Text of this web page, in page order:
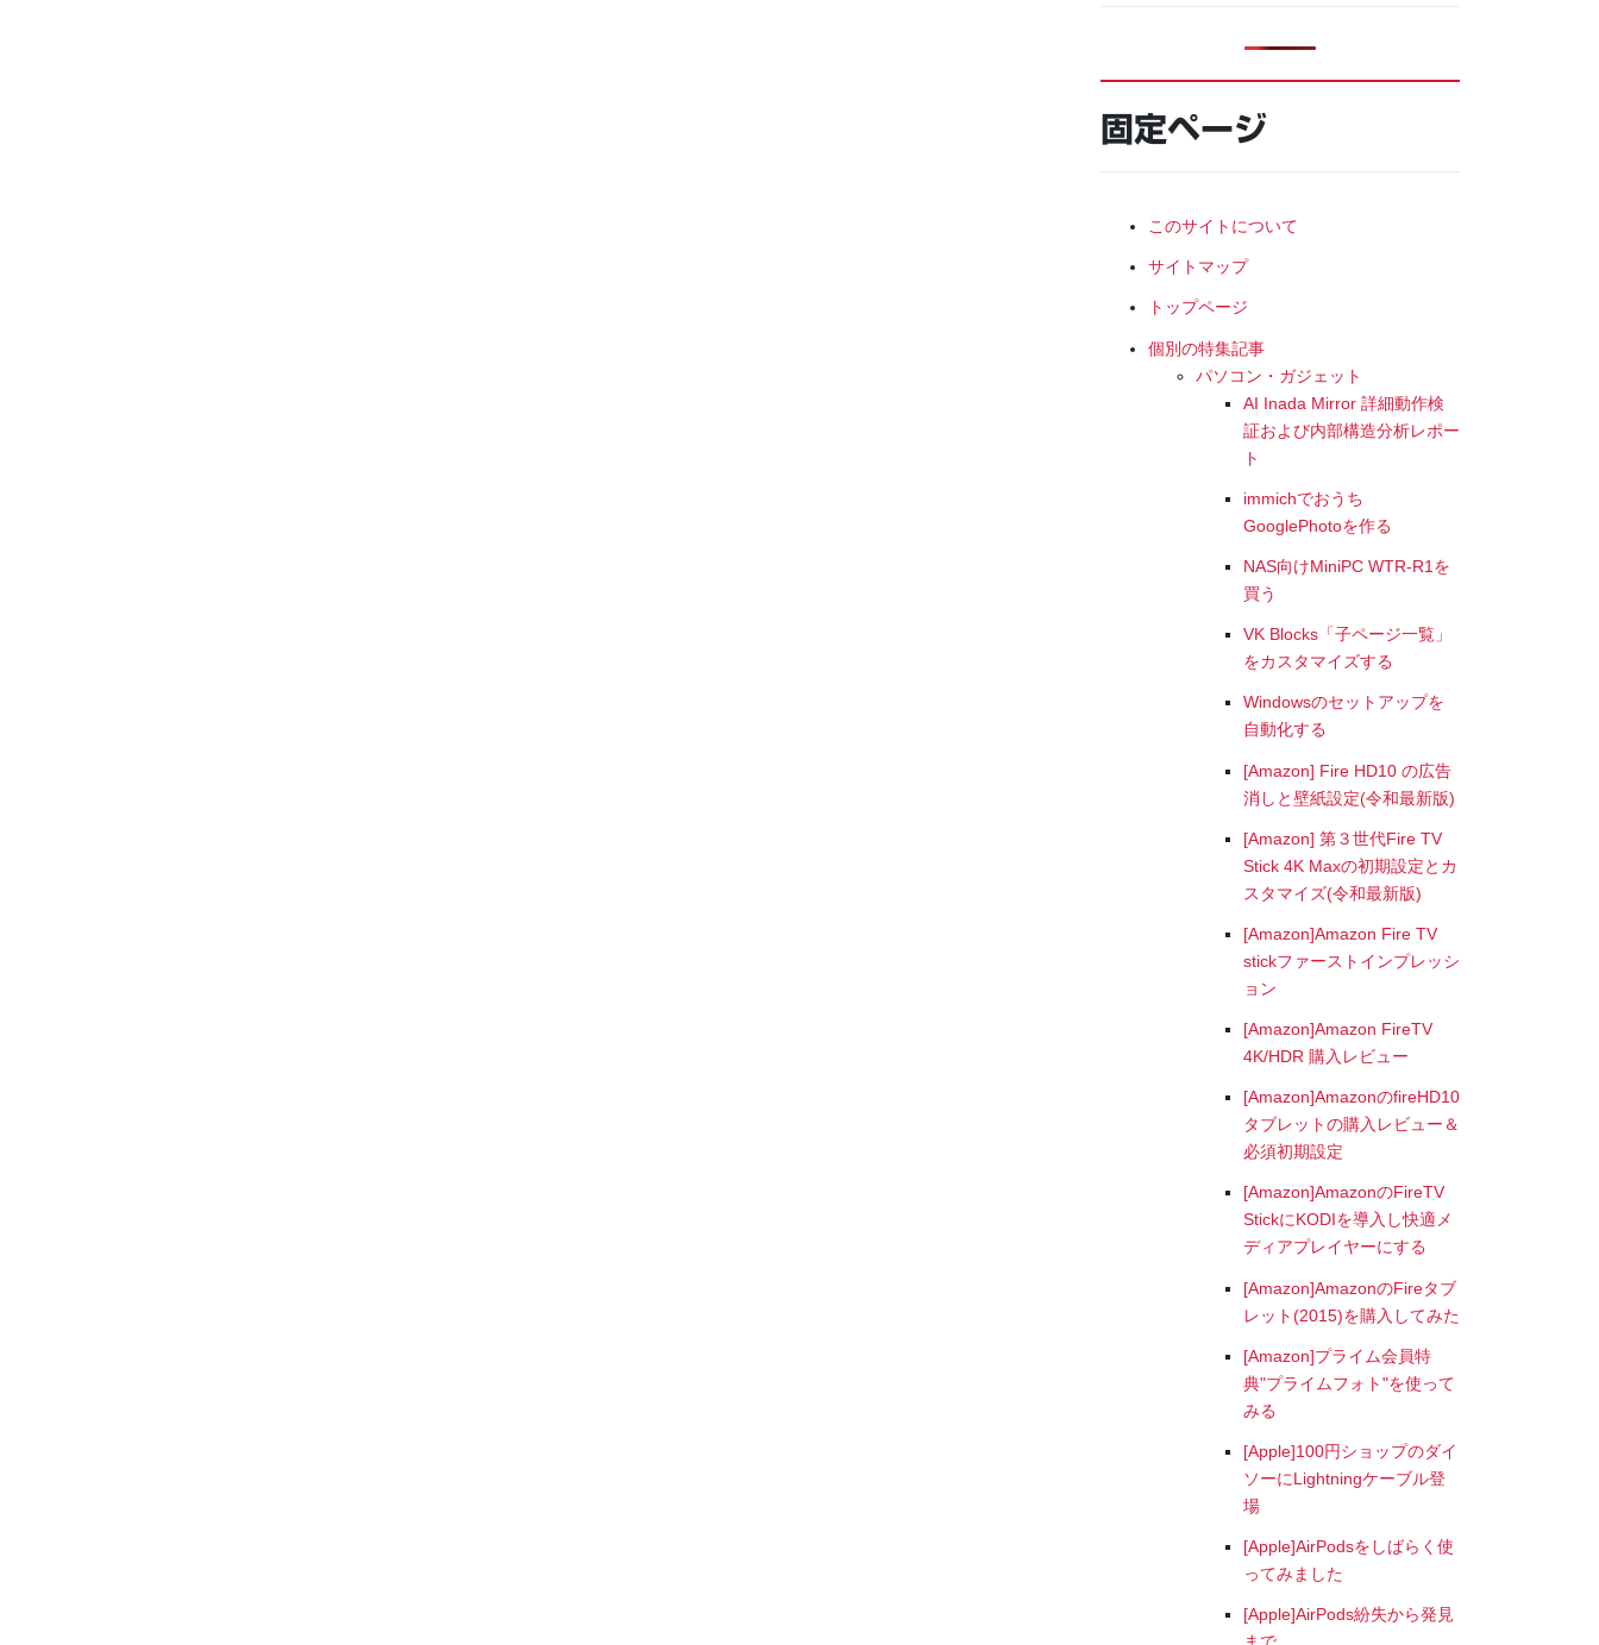
固定ページ
このサイトについて
サイトマップ
トップページ
個別の特集記事
パソコン・ガジェット
AI Inada Mirror 詳細動作検
証および内部構造分析レポー
ト
immichでおうち
GooglePhotoを作る
NAS向けMiniPC WTR-R1を
買う
VK Blocks「子ページ一覧」
をカスタマイズする
Windowsのセットアップを
自動化する
[Amazon] Fire HD10 の広告
消しと壁紙設定(令和最新版)
[Amazon] 第３世代Fire TV
Stick 4K Maxの初期設定とカ
スタマイズ(令和最新版)
[Amazon]Amazon Fire TV
stickファーストインプレッシ
ョン
[Amazon]Amazon FireTV
4K/HDR 購入レビュー
[Amazon]AmazonのfireHD10
タブレットの購入レビュー＆
必須初期設定
[Amazon]AmazonのFireTV
StickにKODIを導入し快適メ
ディアプレイヤーにする
[Amazon]AmazonのFireタブ
レット(2015)を購入してみた
[Amazon]プライム会員特
典"プライムフォト"を使って
みる
[Apple]100円ショップのダイ
ソーにLightningケーブル登
場
[Apple]AirPodsをしばらく使
ってみました
[Apple]AirPods紛失から発見